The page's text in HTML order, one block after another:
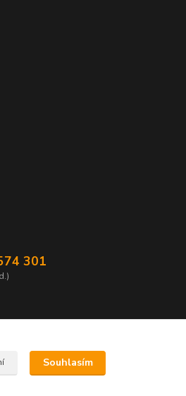
301
Souhlasím